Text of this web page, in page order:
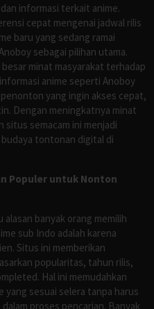
informasi terkait anime.
cepat mengenai jadwal rilis
baru yang sedang ramai
sebagai pilihan utama.
minat masyarakat terhadap
anime seperti Anoboy
yang ingin akses cepat,
Dengan meningkatnya minat
semacam ini menjadi
tontonan digital di
Populer untuk Nonton
alasan banyak orang memilih
sub Indo adalah karena
Situs ini memberikan
popularitas, tahun rilis,
Hal ini memudahkan
yang sesuai selera tanpa harus
proses pencarian. Banyak